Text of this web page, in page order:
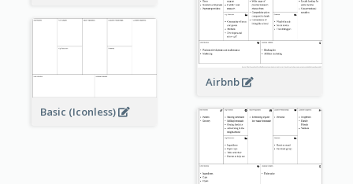
Airbnb
Basic (Iconless)